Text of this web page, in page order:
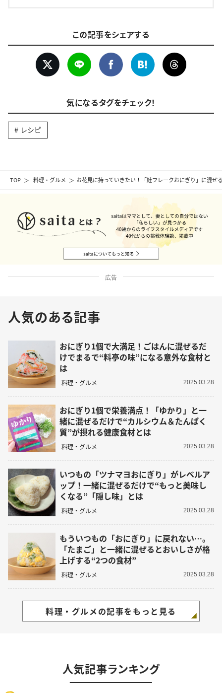
TOP 料理・グルメ お花見に持っていきたい！「鮭フレークおにぎり」に混ぜ
この記事をシェアする
気になるタグをチェック！
レシピ
広告
人気のある記事
おにぎり1個で大満足！ごはんに混ぜるだ
けでまるで“料亭の味”になる意外な食材と
は
料理・グルメ 2025.03.28
おにぎり1個で栄養満点！「ゆかり」と一
緒に混ぜるだけで“カルシウム＆たんぱく
質”が摂れる健康食材とは
料理・グルメ 2025.03.28
いつもの「ツナマヨおにぎり」がレベルア
ップ！一緒に混ぜるだけで“もっと美味し
くなる”「隠し味」とは
料理・グルメ 2025.03.28
もういつもの「おにぎり」に戻れない…。
「たまご」と一緒に混ぜるとおいしさが格
上げする“2つの食材”
料理・グルメ 2025.03.28
料理・グルメの記事をもっと見る
人気記事ランキング